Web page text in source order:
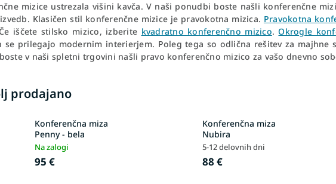
mizice ustrezala višini kavča. V naši ponudbi boste našli konferenčne
Klasičen stil konferenčne mizice je pravokotna mizica. Pravokotna
iščete stilsko mizico, izberite kvadratno konferenčno mizico.Okrogle
se prilegajo modernim interierjem. Poleg tega so odlična rešitev za majhne
v naši spletni trgovini našli pravo konferenčno mizico za vašo dnevno
prodajano
Konferenčna miza
Penny - bela
Na zalogi
95 €
Konferenčna miza
Nubira
5-12 delovnih dni
88 €